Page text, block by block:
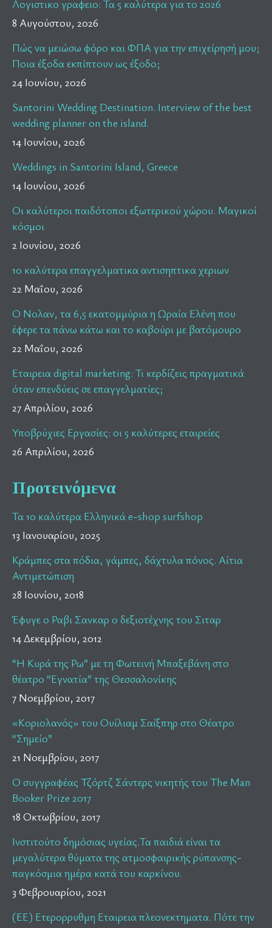
Λογιστικο γραφειο: Τα 5 καλύτερα για το 2026
8 Αυγούστου, 2026
Πώς να μειώσω φόρο και ΦΠΑ για την επιχείρησή μου;
Ποια έξοδα εκπίπτουν ως έξοδο;
24 Ιουνίου, 2026
Santorini Wedding Destination. Interview of the best
wedding planner on the island.
14 Ιουνίου, 2026
Weddings in Santorini Island, Greece
14 Ιουνίου, 2026
Οι καλύτεροι παιδότοποι εξωτερικού χώρου. Μαγικοί
κόσμοι
2 Ιουνίου, 2026
10 καλύτερα επαγγελματικα αντισηπτικα χεριων
22 Μαΐου, 2026
Ο Νολαν, τα 6,5 εκατομμύρια η Ωραία Ελένη που
έφερε τα πάνω κάτω και το καβούρι με βατόμουρο
22 Μαΐου, 2026
Εταιρεια digital marketing: Τι κερδίζεις πραγματικά
όταν επενδύεις σε επαγγελματίες;
27 Απριλίου, 2026
Υποβρύχιες Εργασίες: οι 5 καλύτερες εταιρείες
26 Απριλίου, 2026
Προτεινόμενα
Τα 10 καλύτερα Ελληνικά e-shop surfshop
13 Ιανουαρίου, 2025
Κράμπες στα πόδια, γάμπες, δάχτυλα πόνος. Αίτια
Αντιμετώπιση
28 Ιουνίου, 2018
Έφυγε ο Ραβι Σανκαρ ο δεξιοτέχνης του Σιταρ
14 Δεκεμβρίου, 2012
“Η Κυρά της Ρω” με τη Φωτεινή Μπαξεβάνη στο
θέατρο “Εγνατία” της Θεσσαλονίκης
7 Νοεμβρίου, 2017
«Κοριολανός» του Ουίλιαμ Σαίξπηρ στο Θέατρο
“Σημείο”
21 Νοεμβρίου, 2017
Ο συγγραφέας Τζόρτζ Σάντερς νικητής του The Man
Booker Prize 2017
18 Οκτωβρίου, 2017
Ινστιτούτο δημόσιας υγείας.Τα παιδιά είναι τα
μεγαλύτερα θύματα της ατμοσφαιρικής ρύπανσης-
παγκόσμια ημέρα κατά του καρκίνου.
3 Φεβρουαρίου, 2021
(ΕΕ) Ετερορρυθμη Εταιρεια πλεονεκτηματα. Πότε την